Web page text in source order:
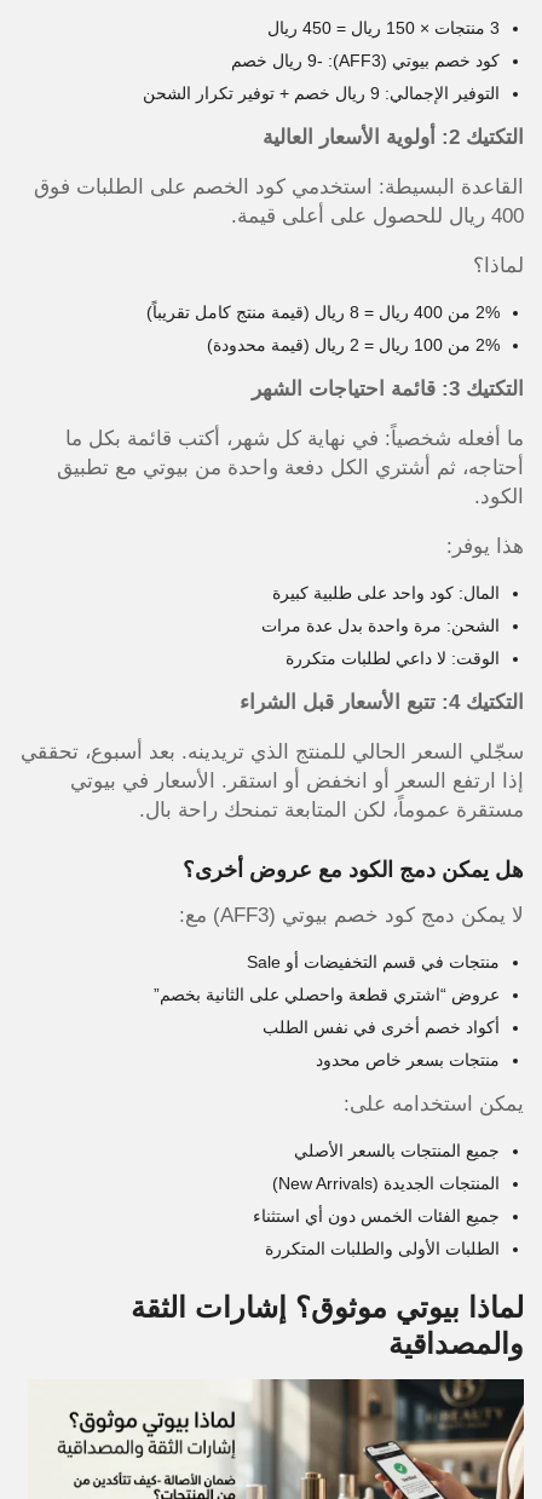
3 منتجات × 150 ريال = 450 ريال
كود خصم بيوتي (AFF3): -9 ريال خصم
التوفير الإجمالي: 9 ريال خصم + توفير تكرار الشحن
التكتيك 2: أولوية الأسعار العالية
القاعدة البسيطة: استخدمي كود الخصم على الطلبات فوق
400 ريال للحصول على أعلى قيمة.
لماذا؟
2% من 400 ريال = 8 ريال (قيمة منتج كامل تقريباً)
2% من 100 ريال = 2 ريال (قيمة محدودة)
التكتيك 3: قائمة احتياجات الشهر
ما أفعله شخصياً: في نهاية كل شهر، أكتب قائمة بكل ما
أحتاجه، ثم أشتري الكل دفعة واحدة من بيوتي مع تطبيق
الكود.
هذا يوفر:
المال: كود واحد على طلبية كبيرة
الشحن: مرة واحدة بدل عدة مرات
الوقت: لا داعي لطلبات متكررة
التكتيك 4: تتبع الأسعار قبل الشراء
سجّلي السعر الحالي للمنتج الذي تريدينه. بعد أسبوع، تحققي
إذا ارتفع السعر أو انخفض أو استقر. الأسعار في بيوتي
مستقرة عموماً، لكن المتابعة تمنحك راحة بال.
هل يمكن دمج الكود مع عروض أخرى؟
لا يمكن دمج كود خصم بيوتي (AFF3) مع:
منتجات في قسم التخفيضات أو Sale
عروض “اشتري قطعة واحصلي على الثانية بخصم”
أكواد خصم أخرى في نفس الطلب
منتجات بسعر خاص محدود
يمكن استخدامه على:
جميع المنتجات بالسعر الأصلي
المنتجات الجديدة (New Arrivals)
جميع الفئات الخمس دون أي استثناء
الطلبات الأولى والطلبات المتكررة
لماذا بيوتي موثوق؟ إشارات الثقة
والمصداقية